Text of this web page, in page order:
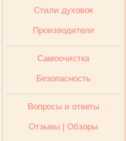
Стили духовок
Производители
Cамоочистка
Безопасность
Вопросы и ответы
Отзывы | Обзоры